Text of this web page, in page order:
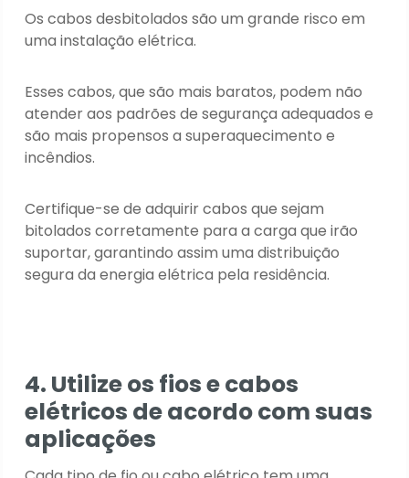
Os cabos desbitolados são um grande risco em
uma instalação elétrica.
Esses cabos, que são mais baratos, podem não
atender aos padrões de segurança adequados e
são mais propensos a superaquecimento e
incêndios.
Certifique-se de adquirir cabos que sejam
bitolados corretamente para a carga que irão
suportar, garantindo assim uma distribuição
segura da energia elétrica pela residência.
4. Utilize os fios e cabos
elétricos de acordo com suas
aplicações